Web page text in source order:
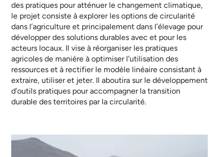
des pratiques pour atténuer le changement climatique,
le projet consiste à explorer les options de circularité
dans l’agriculture et principalement dans l’élevage pour
développer des solutions durables avec et pour les
acteurs locaux. Il vise à réorganiser les pratiques
agricoles de manière à optimiser l’utilisation des
ressources et à rectifier le modèle linéaire consistant à
extraire, utiliser et jeter. Il aboutira sur le développement
d’outils pratiques pour accompagner la transition
durable des territoires par la circularité.